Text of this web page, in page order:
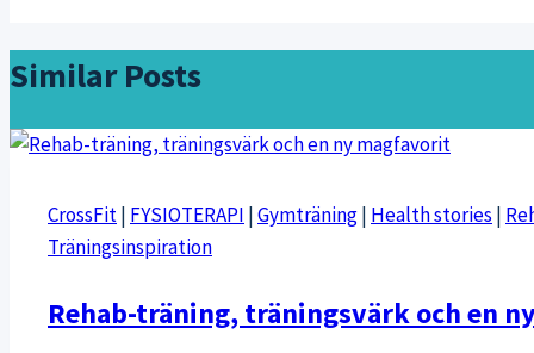
Similar Posts
CrossFit| FYSIOTERAPI |Gymträning| Health stories |
Träningsinspiration
Rehab-träning, träningsvärk och en